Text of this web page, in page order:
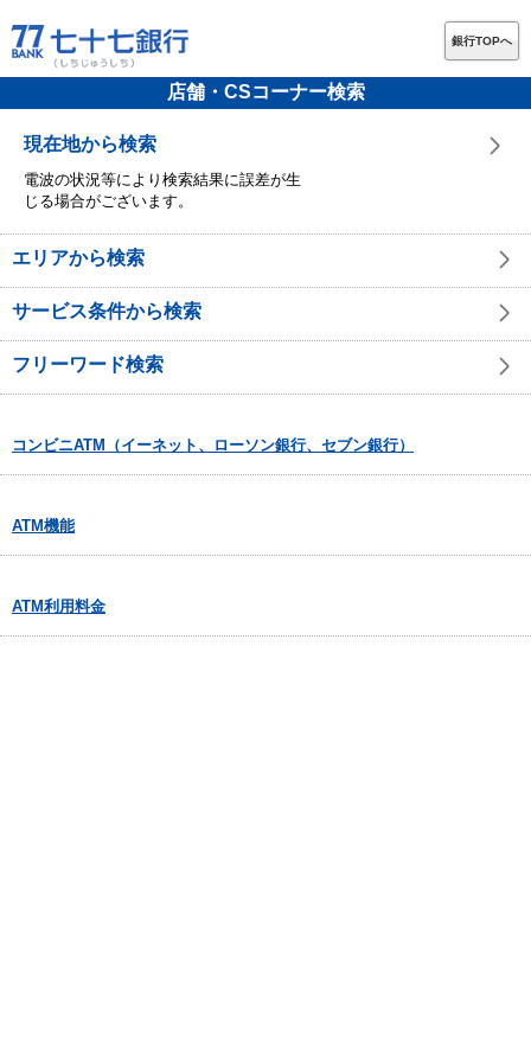
銀行TOPへ
店舗・CSコーナー検索
現在地から検索
電波の状況等により検索結果に誤差が生
じる場合がございます。
エリアから検索
サービス条件から検索
フリーワード検索
コンビニATM（イーネット、ローソン銀行、セブン銀行）
ATM機能
ATM利用料金